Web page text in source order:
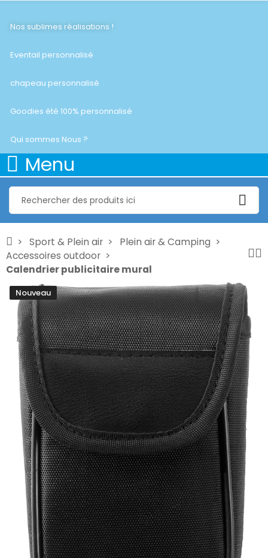
Nos sublimes réalisations !
Eventail personnalisé
chapeau personnalisé
Goodies été 100% personnalisé
Qui sommes Nous ?
Menu
Sport & Plein air
Plein air & Camping
Accessoires outdoor
Calendrier publicitaire mural
Nouveau